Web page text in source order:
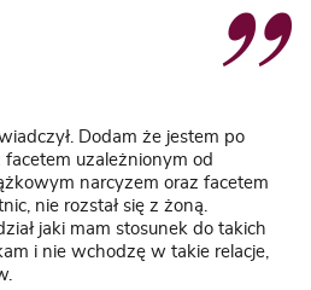
Dodam że jestem po
uzależnionym od
narcyzem oraz facetem
nie rozstał się z żoną.
jaki mam stosunek do takich
i nie wchodzę w takie relacje,